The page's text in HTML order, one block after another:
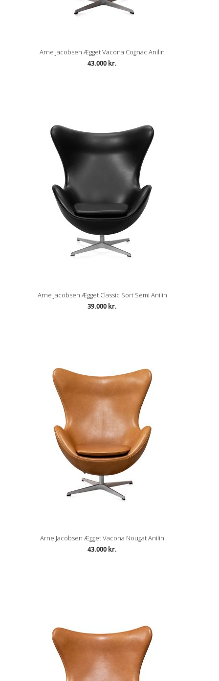
Arne Jacobsen Ægget Vacona Cognac Anilin
43.000 kr.
Arne Jacobsen Ægget Classic Sort Semi Anilin
39.000 kr.
Arne Jacobsen Ægget Vacona Nougat Anilin
43.000 kr.